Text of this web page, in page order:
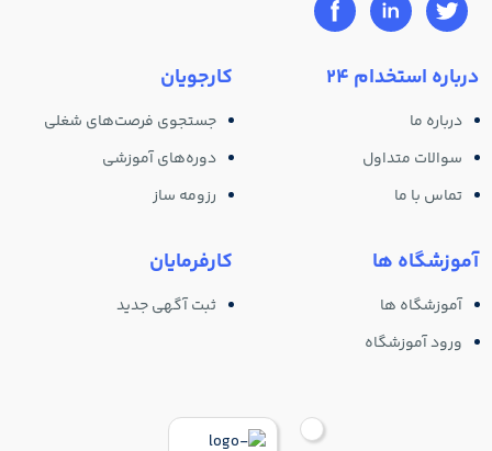
درباره استخدام 24
درباره ما
سوالات متداول
تماس با ما
آموزشگاه ها
آموزشگاه ها
ورود آموزشگاه
کارجویان
جستجوی فرصت‌های شغلی
دوره‌های آموزشی
رزومه ساز
کارفرمایان
ثبت آگهی جدید